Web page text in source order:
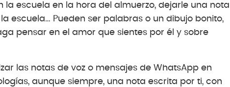
la escuela en la hora del almuerzo, dejarle una nota
escuela… Pueden ser palabras o un dibujo bonito,
pensar en el amor que sientes por él y sobre
las notas de voz o mensajes de WhatsApp en
aunque siempre, una nota escrita por ti, con